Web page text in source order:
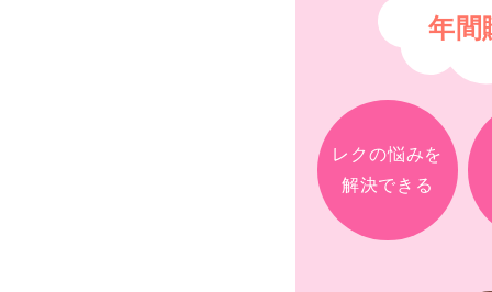
年間
レクの悩みを
解決できる